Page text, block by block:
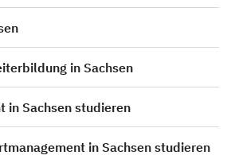
in Sachsen
in Sachsen studieren
in Sachsen studieren